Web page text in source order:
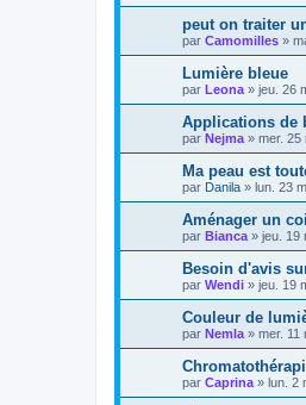
peut on traiter
par Camomilles »
Lumière bleue
par Leona » jeu. 26
Applications de
par Nejma » mer. 25
Ma peau est
par Danila » lun. 23
Aménager un
par Bianca » jeu. 19
Besoin d'avis
par Wendi » jeu. 19
Couleur de
par Nemla » mer. 11
par Caprina » lun. 2